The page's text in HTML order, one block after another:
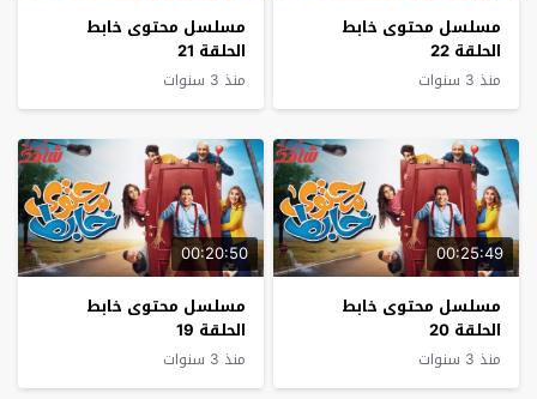
مسلسل محتوى خابط
الحلقة 22
منذ 3 سنوات
مسلسل محتوى خابط
الحلقة 21
منذ 3 سنوات
00:25:49
مسلسل محتوى خابط
الحلقة 20
منذ 3 سنوات
00:20:50
مسلسل محتوى خابط
الحلقة 19
منذ 3 سنوات